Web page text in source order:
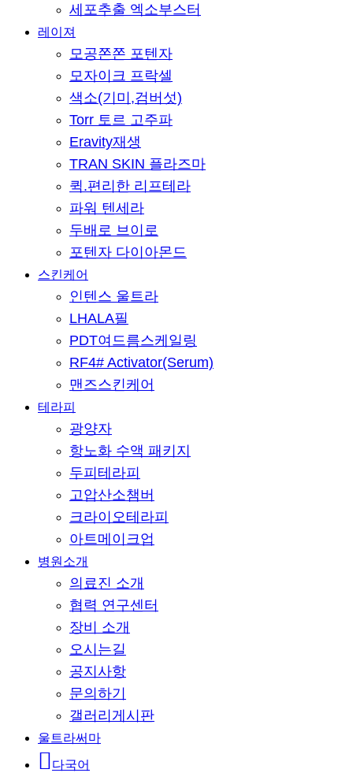
세포추출 엑소부스터
레이져
모공쫀쫀 포텐자
모자이크 프락셀
색소(기미,검버섯)
Torr 토르 고주파
Eravity재생
TRAN SKIN 플라즈마
퀵.편리한 리프테라
파워 텐세라
두배로 브이로
포텐자 다이아몬드
스킨케어
인텐스 울트라
LHALA필
PDT여드름스케일링
RF4# Activator(Serum)
맨즈스킨케어
테라피
광양자
항노화 수액 패키지
두피테라피
고압산소챔버
크라이오테라피
아트메이크업
병원소개
의료진 소개
협력 연구센터
장비 소개
오시는길
공지사항
문의하기
갤러리게시판
울트라써마
다국어